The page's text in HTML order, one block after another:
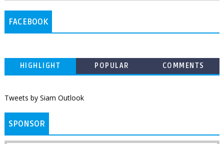
FACEBOOK
HIGHLIGHT POPULAR COMMENTS
Tweets by Siam Outlook
SPONSOR